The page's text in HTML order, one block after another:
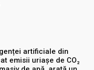
artificiale din
emisii uriașe de CO₂